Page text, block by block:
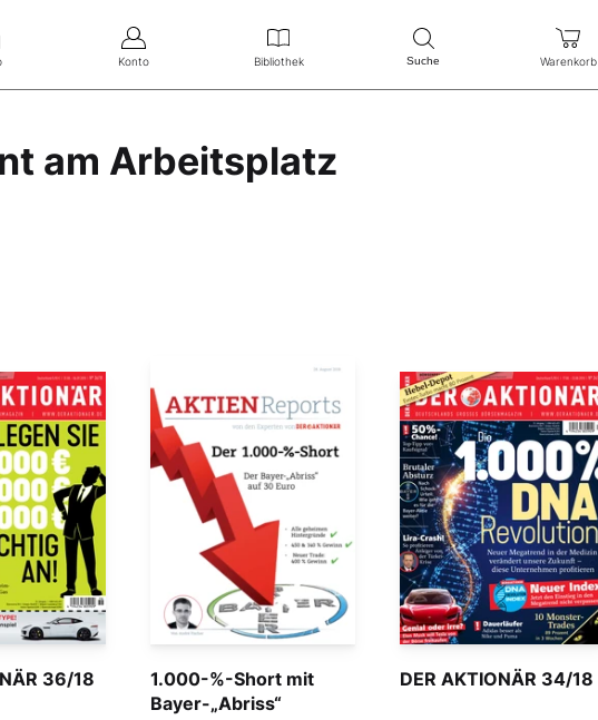
Konto Bibliothek Suche Warenkorb
am Arbeitsplatz
36/18
1.000-%-Short mit
Bayer-„Abriss“
DER AKTIONÄR 34/18